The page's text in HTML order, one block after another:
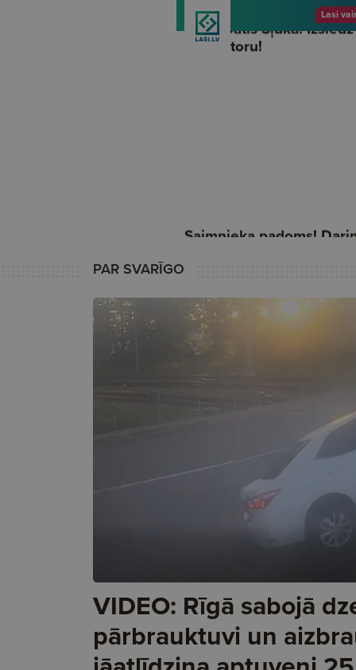
PAR SVARĪGO
VIDEO: Rīgā sabojā
pārbrauktuvi un